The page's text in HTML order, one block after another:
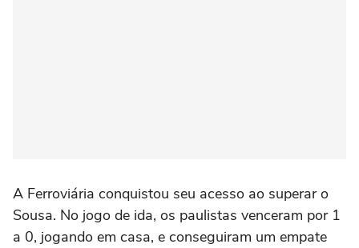
A Ferroviária conquistou seu acesso ao superar o
Sousa. No jogo de ida, os paulistas venceram por 1
a 0, jogando em casa, e conseguiram um empate